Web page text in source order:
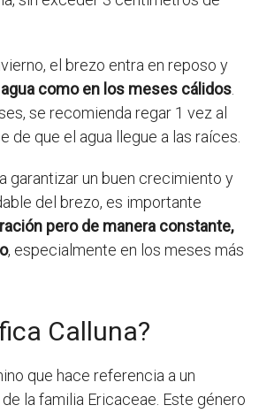
el brezo entra en reposo y
como en los meses cálidos.
se recomienda regar 1 vez al
de que el agua llegue a las raíces.
garantizar un buen crecimiento y
del brezo, es importante
pero de manera constante,
, especialmente en los meses más
Calluna?
que hace referencia a un
la familia Ericaceae. Este género